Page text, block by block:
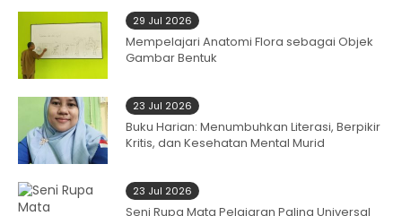
29 Jul 2026
Mempelajari Anatomi Flora sebagai Objek
Gambar Bentuk
23 Jul 2026
Buku Harian: Menumbuhkan Literasi, Berpikir
Kritis, dan Kesehatan Mental Murid
23 Jul 2026
Seni Rupa Mata Pelajaran Paling Universal